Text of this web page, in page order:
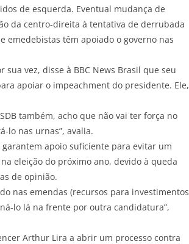
de esquerda. Eventual mudança de
da centro-direita à tentativa de derrubada
emedebistas têm apoiado o governo nas
vez, disse à BBC News Brasil que seu
apoiar o impeachment do presidente. Ele,
também, acho que não vai ter força no
lo nas urnas”, avalia.
apoio suficiente para evitar um
eleição do próximo ano, devido à queda
de opinião.
nas emendas (recursos para investimentos
lo lá na frente por outra candidatura”,
Arthur Lira a abrir um processo contra